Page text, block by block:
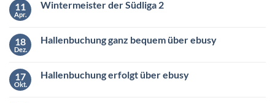
zu
den
26.04.2025
11
Apr.
Wintermeister der Südliga 2
Wintermeister
18
Dez.
Hallenbuchung ganz bequem über ebusy
Hallenbuchung
17
Okt.
Hallenbuchung erfolgt über ebusy